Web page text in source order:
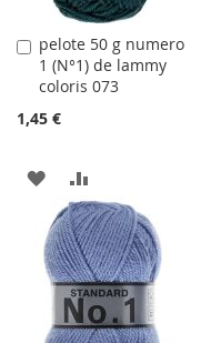
pelote 50 g numero
1 (N°1) de lammy
coloris 073
1,45 €
Ajouter
au
panier
AJOUTER
À
LA
LISTE
D'ACHATS
AU
COMPARATEUR